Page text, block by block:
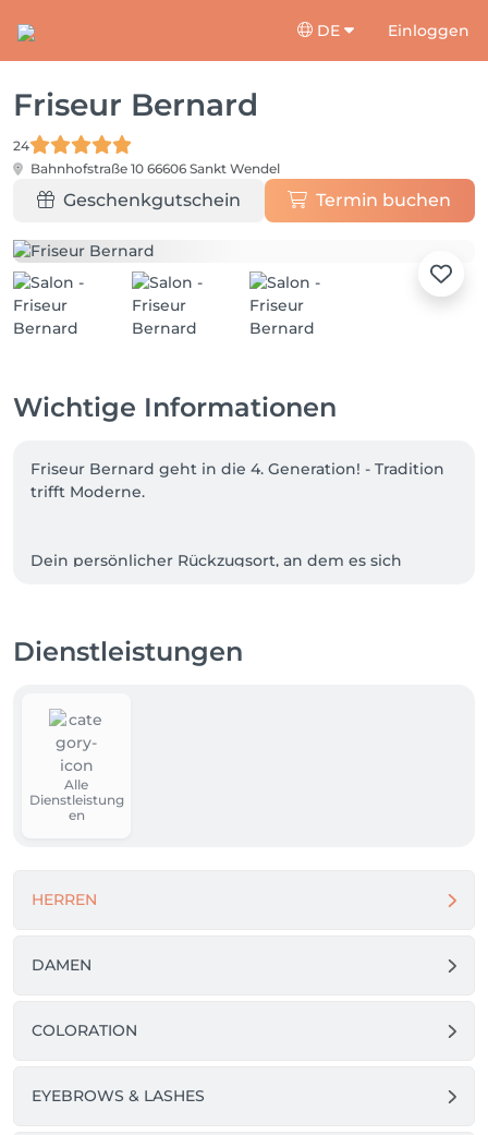
DE Einloggen
Friseur Bernard
24
Bahnhofstraße 10 66606 Sankt Wendel
Geschenkgutschein Termin buchen
Wichtige Informationen
Friseur Bernard geht in die 4. Generation! - Tradition
trifft Moderne.
Dein persönlicher Rückzugsort, an dem es sich
hier persönlich und ganz individuell auf deinen
Ich freue mich auf Dich :)
Dienstleistungen
Alle
Dienstleistung
en
HERREN
DAMEN
COLORATION
EYEBROWS & LASHES